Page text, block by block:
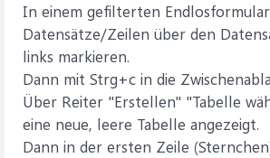
In einem gefilterten
Datensätze/Zeilen über den
links markieren.
Dann mit Strg+c in die
Über Reiter "Erstellen" "Tabelle
eine neue, leere Tabelle angezeigt.
Dann in der ersten Zeile